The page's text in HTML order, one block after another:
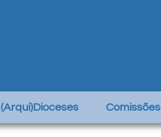
(Arqui)Dioceses Comissões